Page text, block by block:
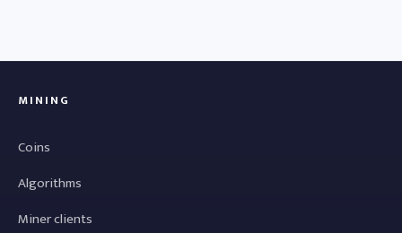
MINING
Coins
Algorithms
Miner clients